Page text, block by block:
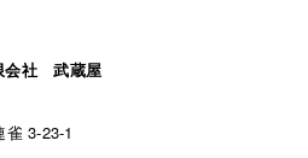
会社 武蔵屋
3-23-1